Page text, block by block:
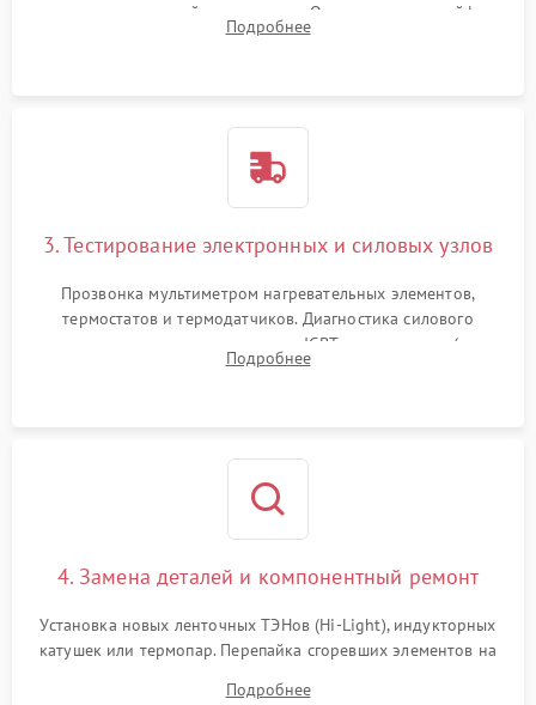
стеклокерамической поверхности. Отсоединение шлейфов
сенсорного блока для доступа к силовым платам, катушкам
Подробнее
3. Тестирование электронных и силовых узлов
Прозвонка мультиметром нагревательных элементов,
термостатов и термодатчиков. Диагностика силового
модуля, реле, диодных мостов и IGBT-транзисторов (для
индукции). Проверка кранов и газ-контроля (для газовых
Подробнее
4. Замена деталей и компонентный ремонт
Установка новых ленточных ТЭНов (Hi-Light), индукторных
катушек или термопар. Перепайка сгоревших элементов на
Подробнее